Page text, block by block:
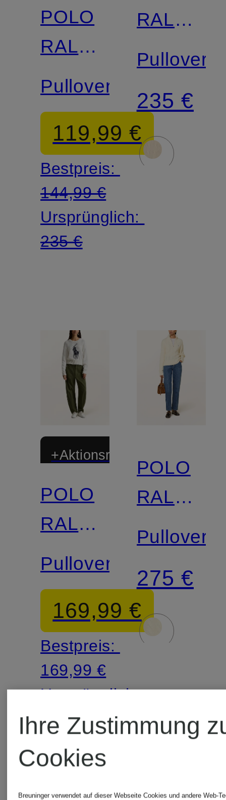
POLO
RALPH
LAUREN
Pullover
119,99 €
Bestpreis:
144,99 €
Ursprünglich:
235 €
RALPH
LAUREN
Pullover
235 €
+Aktionsrabatt
POLO
RALPH
LAUREN
Pullover
169,99 €
Bestpreis:
169,99 €
Ursprünglich:
295 €
POLO
RALPH
LAUREN
Pullover
275 €
Ihre Zustimmung
Cookies
Breuninger verwendet auf dieser Webseite Cookies und andere Web-